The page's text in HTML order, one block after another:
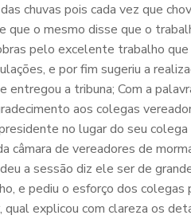
chuvas pois cada vez que
que o mesmo disse que o
pelo excelente trabalho que
e por fim sugeriu a
entregou a tribuna; Com a
aos colegas
no lugar do seu
câmara de vereadores de
a sessão diz ele ser de
e pediu o esforço dos
qual explicou com clareza os